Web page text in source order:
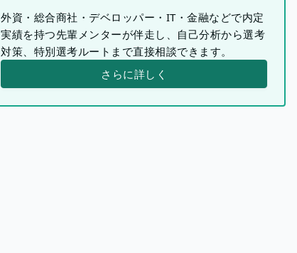
外資・総合商社・デベロッパー・IT・金融などで内定
実績を持つ先輩メンターが伴走し、自己分析から選考
対策、特別選考ルートまで直接相談できます。
さらに詳しく